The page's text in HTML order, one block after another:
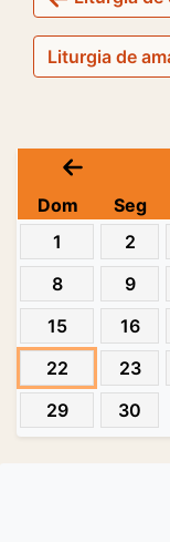
Liturgia de
Dom Seg
1
2
8
9
15
16
22
23
29
30